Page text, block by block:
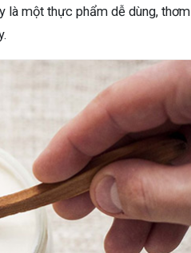
là một thực phẩm dễ dùng, thơm